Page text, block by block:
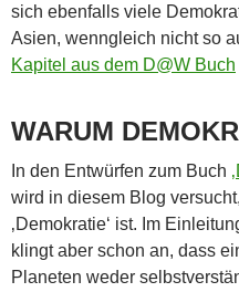
sich ebenfalls viele
Asien, wenngleich nicht so
Kapitel aus dem D@W Buch
WARUM
In den Entwürfen zum Buch
wird in diesem Blog
‚Demokratie‘ ist. Im
klingt aber schon an, dass
Planeten weder